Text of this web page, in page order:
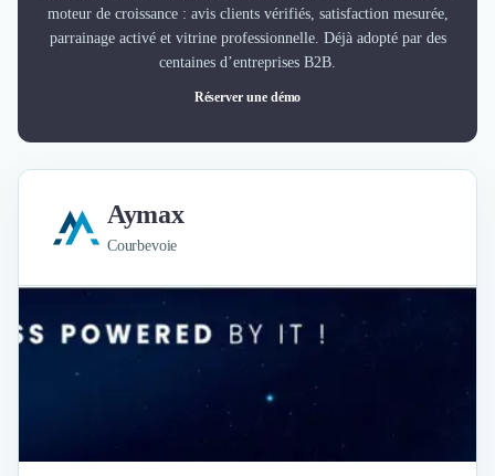
moteur de croissance : avis clients vérifiés, satisfaction mesurée,
parrainage activé et vitrine professionnelle. Déjà adopté par des
centaines d’entreprises B2B.
Réserver une démo
Aymax
Courbevoie